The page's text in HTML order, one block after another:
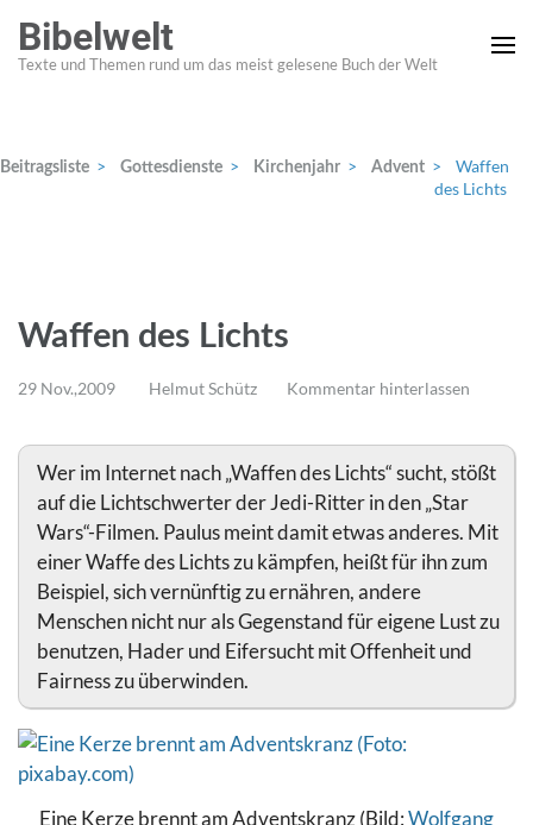
Inhalt
springen
Bibelwelt
Texte und Themen rund um das meist gelesene Buch der Welt
Beitragsliste > Gottesdienste > Kirchenjahr > Advent >
Waffen
des Lichts
Waffen des Lichts
29 Nov.,2009 Helmut Schütz Kommentar hinterlassen
Wer im Internet nach „Waffen des Lichts“ sucht, stößt
auf die Lichtschwerter der Jedi-Ritter in den „Star
Wars“-Filmen. Paulus meint damit etwas anderes. Mit
einer Waffe des Lichts zu kämpfen, heißt für ihn zum
Beispiel, sich vernünftig zu ernähren, andere
Menschen nicht nur als Gegenstand für eigene Lust zu
benutzen, Hader und Eifersucht mit Offenheit und
Fairness zu überwinden.
Eine Kerze brennt am Adventskranz (Bild:Wolfgang